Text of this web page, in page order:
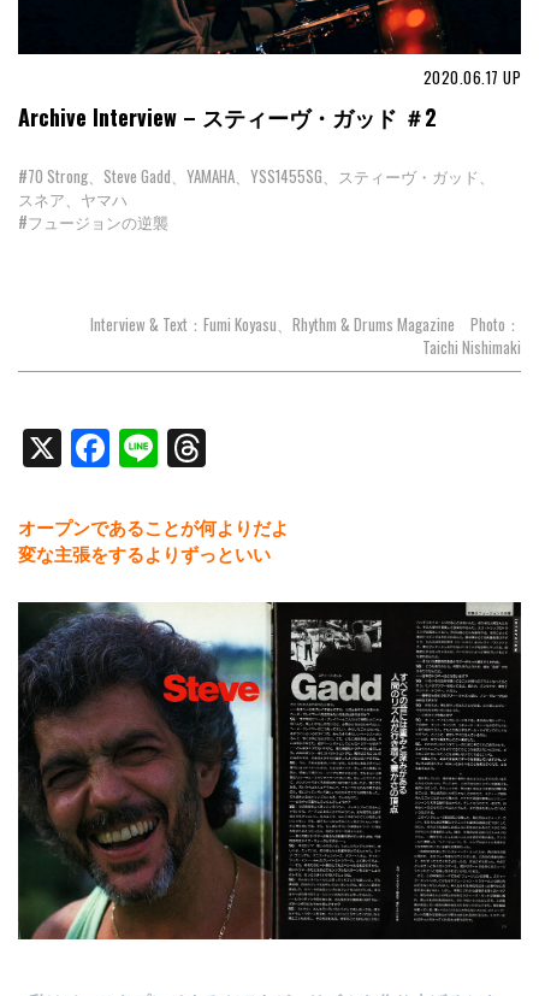
2020.06.17 UP
Archive Interview – スティーヴ・ガッド ＃2
#70 Strong、Steve Gadd、YAMAHA、YSS1455SG、スティーヴ・ガッド、
スネア、ヤマハ
#フュージョンの逆襲
Interview & Text：Fumi Koyasu、Rhythm & Drums Magazine Photo：
Taichi Nishimaki
X Facebook
Line
オープンであることが何よりだよ
変な主張をするよりずっといい